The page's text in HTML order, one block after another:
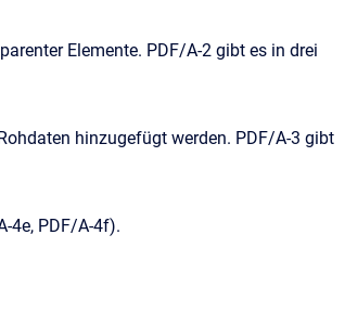
Elemente. PDF/A-2 gibt es in drei
hinzugefügt werden. PDF/A-3 gibt
4e, PDF/A-4f).